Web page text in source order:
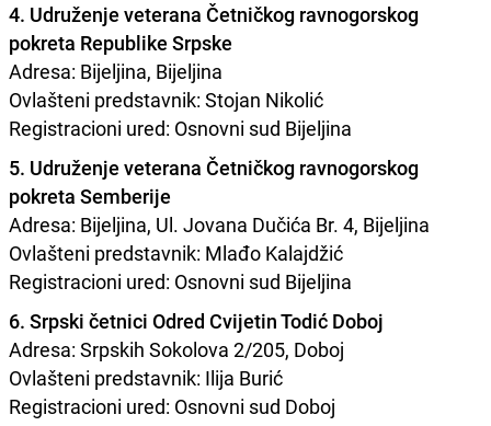
4. Udruženje veterana Četničkog ravnogorskog
pokreta Republike Srpske
Adresa: Bijeljina, Bijeljina
Ovlašteni predstavnik: Stojan Nikolić
Registracioni ured: Osnovni sud Bijeljina
5. Udruženje veterana Četničkog ravnogorskog
pokreta Semberije
Adresa: Bijeljina, Ul. Jovana Dučića Br. 4, Bijeljina
Ovlašteni predstavnik: Mlađo Kalajdžić
Registracioni ured: Osnovni sud Bijeljina
6. Srpski četnici Odred Cvijetin Todić Doboj
Adresa: Srpskih Sokolova 2/205, Doboj
Ovlašteni predstavnik: Ilija Burić
Registracioni ured: Osnovni sud Doboj